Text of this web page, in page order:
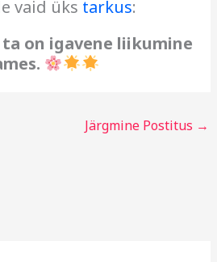
vaid üks tarkus:
ta on igavene liikumine
Järgmine Postitus →